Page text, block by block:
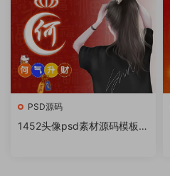
PSD源码
1452头像psd素材源码模板源